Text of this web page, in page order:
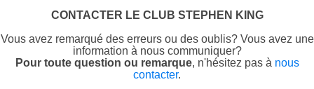
CONTACTER LE CLUB STEPHEN KING
Vous avez remarqué des erreurs ou des oublis? Vous avez une
information à nous communiquer?
Pour toute question ou remarque, n'hésitez pas à nous
contacter.